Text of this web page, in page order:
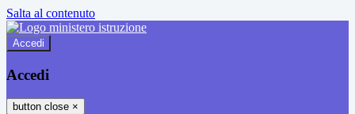
Salta al contenuto
Accedi
Accedi
button close ×